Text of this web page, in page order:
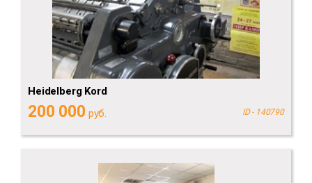
Heidelberg Kord
200 000 руб. ID - 140790